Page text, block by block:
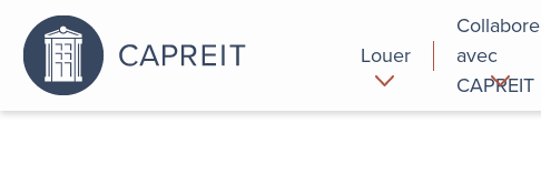
Louer
avec
CAPREIT